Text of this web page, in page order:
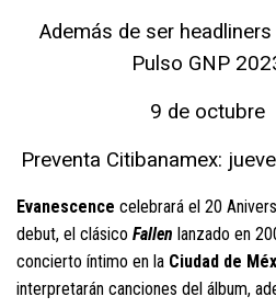
Además de ser
Pulso GNP
9 de octubre
Preventa Citibanamex:
Evanescence celebrará el 20
debut, el clásico Fallen lanzado en
concierto íntimo en la Ciudad de
interpretarán canciones del álbum,